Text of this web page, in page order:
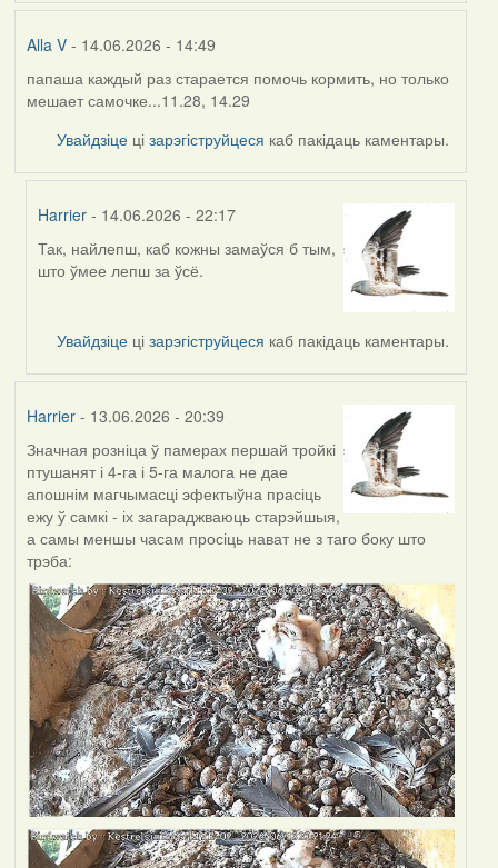
Alla V- 14.06.2026 - 14:49
папаша каждый раз старается помочь кормить, но только
мешает самочке...11.28, 14.29
Увайдзіце цізарэгіструйцеся каб пакідаць каментары.
Harrier - 14.06.2026 - 22:17
In
reply
Alla
V
Так, найлепш, каб кожны замаўся б тым,
што ўмее лепш за ўсё.
Увайдзіце цізарэгіструйцеся каб пакідаць каментары.
Harrier- 13.06.2026 - 20:39
Значная розніца ў памерах першай тройкі
птушанят і 4-га і 5-га малога не дае
апошнім магчымасці эфектыўна прасіць
ежу ў самкі - іх загараджваюць старэйшыя,
а самы меншы часам просіць нават не з таго боку што
трэба: